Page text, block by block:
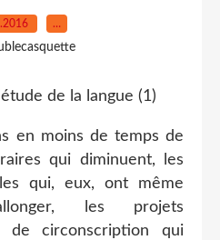
…
en moins de temps de
qui diminuent, les
qui, eux, ont même
les projets
de circonscription qui